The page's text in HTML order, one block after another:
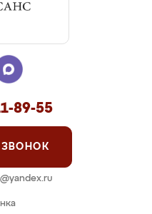
89-55